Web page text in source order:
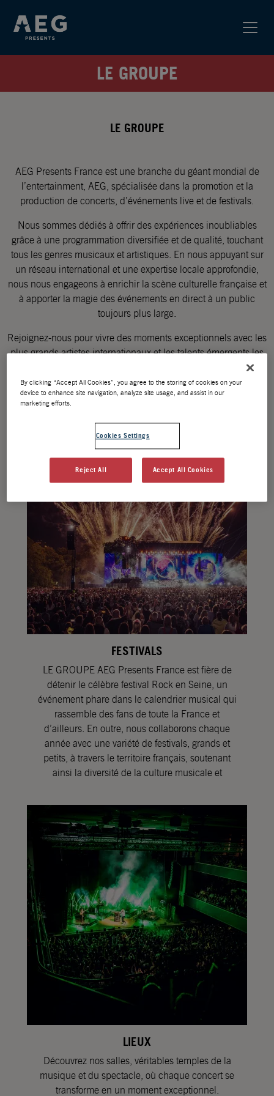
LE GROUPE
LE GROUPE
AEG Presents France est une branche du géant mondial de
l’entertainment, AEG, spécialisée dans la promotion et la
production de concerts, d’événements live et de festivals.
Nous sommes dédiés à offrir des expériences inoubliables
grâce à une programmation diversifiée et de qualité, touchant
tous les genres musicaux et artistiques. En nous appuyant sur
un réseau international et une expertise locale approfondie,
nous nous engageons à enrichir la scène culturelle française et
à apporter la magie des événements en direct à un public
toujours plus large.
Rejoignez-nous pour vivre des moments exceptionnels avec les
plus grands artistes internationaux et les talents émergents les
FESTIVALS
LE GROUPE AEG Presents France est fière de
détenir le célèbre festival Rock en Seine, un
événement phare dans le calendrier musical qui
rassemble des fans de toute la France et
d’ailleurs. En outre, nous collaborons chaque
année avec une variété de festivals, grands et
petits, à travers le territoire français, soutenant
ainsi la diversité de la culture musicale et
LIEUX
Découvrez nos salles, véritables temples de la
musique et du spectacle, où chaque concert se
transforme en un moment exceptionnel.
By clicking “Accept All Cookies”, you agree to the storing of cookies on your
device to enhance site navigation, analyze site usage, and assist in our
marketing efforts.
Cookies Settings
Reject All Accept All Cookies